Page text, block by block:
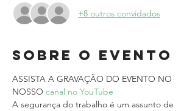
+8 outros convidados
Sobre o evento
ASSISTA A GRAVAÇÃO DO EVENTO NO
NOSSO canal no YouTube
A segurança do trabalho é um assunto de